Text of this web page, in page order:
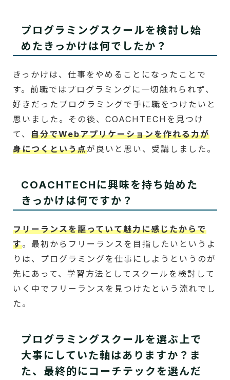
プログラミングスクールを検討し始
めたきっかけは何でしたか？
きっかけは、仕事をやめることになったことで
す。前職ではプログラミングに一切触れられず、
好きだったプログラミングで手に職をつけたいと
思いました。その後、COACHTECHを見つけ
て、 自分でWebアプリケーションを作れる力が
身につくという点が良いと思い、受講しました。
COACHTECHに興味を持ち始めた
きっかけは何ですか？
フリーランスを謳っていて魅力に感じたからで
す。最初からフリーランスを目指したいというよ
りは、プログラミングを仕事にしようというのが
先にあって、学習方法としてスクールを検討して
いく中でフリーランスを見つけたという流れでし
た。
プログラミングスクールを選ぶ上で
大事にしていた軸はありますか？ま
た、最終的にコーチテックを選んだ